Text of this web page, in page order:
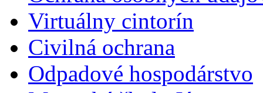
Virtuálny cintorín
Civilná ochrana
Odpadové hospodárstvo